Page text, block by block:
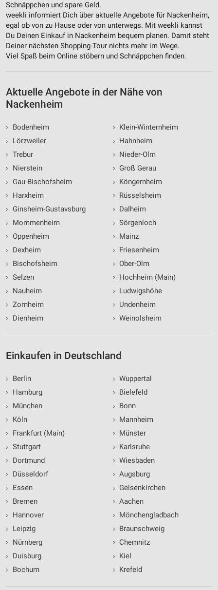
Schnäppchen und spare Geld.
weekli informiert Dich über aktuelle Angebote für Nackenheim,
egal ob von zu Hause oder von unterwegs. Mit weekli kannst
Du Deinen Einkauf in Nackenheim bequem planen. Damit steht
Deiner nächsten Shopping-Tour nichts mehr im Wege.
Viel Spaß beim Online stöbern und Schnäppchen finden.
Aktuelle Angebote in der Nähe von
Nackenheim
›
Bodenheim
›
Lörzweiler
› Trebur
›
Nierstein
›
Gau-Bischofsheim
›
Harxheim
›
Ginsheim-Gustavsburg
›
Mommenheim
›
Oppenheim
›
Dexheim
›
Bischofsheim
› Selzen
›
Nauheim
› Zornheim
›
Dienheim
› Klein-Winternheim
› Hahnheim
› Nieder-Olm
› Groß Gerau
› Köngernheim
› Rüsselsheim
› Dalheim
› Sörgenloch
› Mainz
› Friesenheim
› Ober-Olm
› Hochheim (Main)
› Ludwigshöhe
› Undenheim
› Weinolsheim
Einkaufen in Deutschland
›
Berlin
›
Hamburg
›
München
›
Köln
›
Frankfurt (Main)
› Stuttgart
›
Dortmund
›
Düsseldorf
›
Essen
›
Bremen
›
Hannover
›
Leipzig
›
Nürnberg
›
Duisburg
›
Bochum
› Wuppertal
› Bielefeld
› Bonn
› Mannheim
› Münster
› Karlsruhe
› Wiesbaden
› Augsburg
› Gelsenkirchen
› Aachen
› Mönchengladbach
› Braunschweig
› Chemnitz
› Kiel
› Krefeld